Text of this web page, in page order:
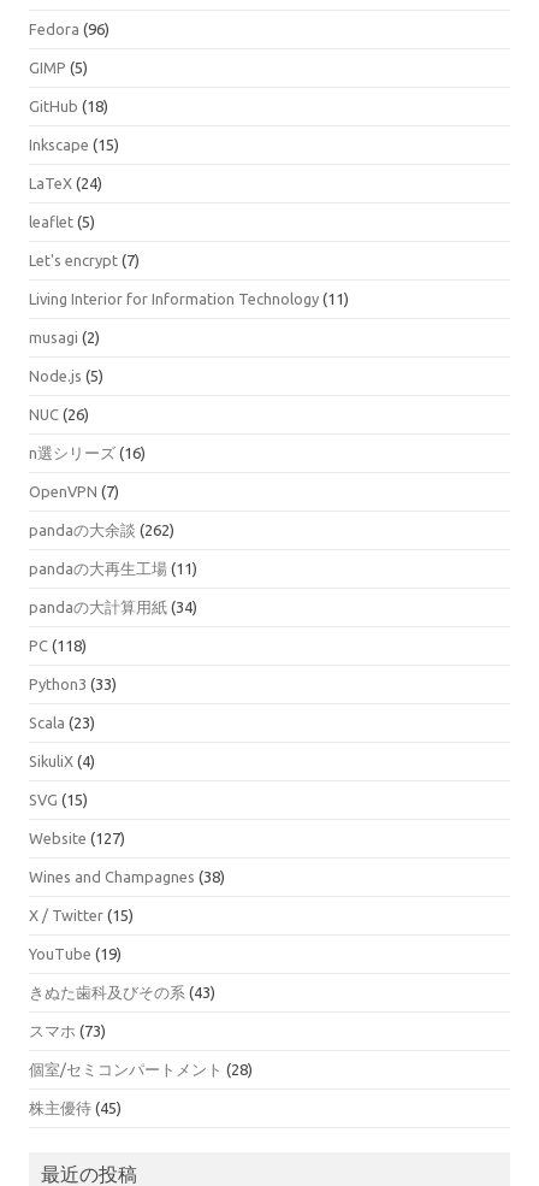
Fedora (96)
GIMP (5)
GitHub (18)
Inkscape (15)
LaTeX (24)
leaflet (5)
Let's encrypt (7)
Living Interior for Information Technology (11)
musagi (2)
Node.js (5)
NUC (26)
n選シリーズ (16)
OpenVPN (7)
pandaの大余談 (262)
pandaの大再生工場 (11)
pandaの大計算用紙 (34)
PC (118)
Python3 (33)
Scala (23)
SikuliX (4)
SVG (15)
Website (127)
Wines and Champagnes (38)
X / Twitter (15)
YouTube (19)
きぬた歯科及びその系 (43)
スマホ (73)
個室/セミコンパートメント (28)
株主優待 (45)
最近の投稿